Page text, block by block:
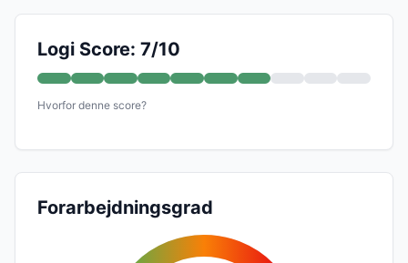
Logi Score: 7/10
Hvorfor denne score?
Forarbejdningsgrad